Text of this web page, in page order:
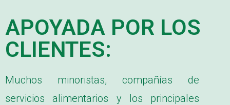
APOYADA POR LOS
CLIENTES:
Muchos minoristas, compañías de
servicios alimentarios y los principales